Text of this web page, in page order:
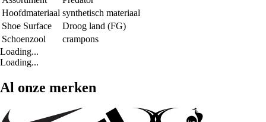
Hoofdmateriaal synthetisch materiaal
Shoe Surface
Droog land (FG)
Schoenzool
crampons
Loading...
Loading...
Al onze merken